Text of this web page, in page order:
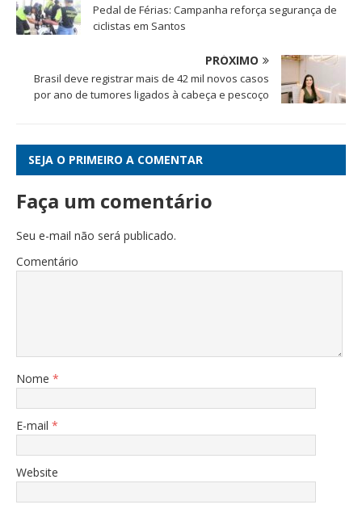
Pedal de Férias: Campanha reforça segurança de
ciclistas em Santos
PRÓXIMO
Brasil deve registrar mais de 42 mil novos casos
por ano de tumores ligados à cabeça e pescoço
SEJA O PRIMEIRO A COMENTAR
Faça um comentário
Seu e-mail não será publicado.
Comentário
Nome *
E-mail *
Website